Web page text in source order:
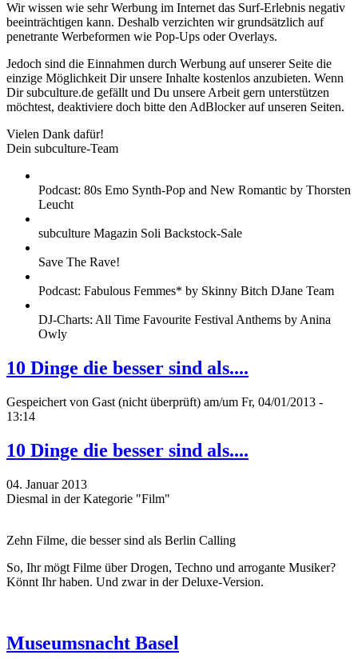
Wir wissen wie sehr Werbung im Internet das Surf-Erlebnis negativ
beeinträchtigen kann. Deshalb verzichten wir grundsätzlich auf
penetrante Werbeformen wie Pop-Ups oder Overlays.
Jedoch sind die Einnahmen durch Werbung auf unserer Seite die
einzige Möglichkeit Dir unsere Inhalte kostenlos anzubieten. Wenn
Dir subculture.de gefällt und Du unsere Arbeit gern unterstützen
möchtest, deaktiviere doch bitte den AdBlocker auf unseren Seiten.
Vielen Dank dafür!
Dein subculture-Team
Podcast: 80s Emo Synth-Pop and New Romantic by Thorsten
Leucht
subculture Magazin Soli Backstock-Sale
Save The Rave!
Podcast: Fabulous Femmes* by Skinny Bitch DJane Team
DJ-Charts: All Time Favourite Festival Anthems by Anina
Owly
10 Dinge die besser sind als....
Gespeichert von Gast (nicht überprüft) am/um Fr, 04/01/2013 -
13:14
10 Dinge die besser sind als....
04. Januar 2013
Diesmal in der Kategorie "Film"
Zehn Filme, die besser sind als Berlin Calling
So, Ihr mögt Filme über Drogen, Techno und arrogante Musiker?
Könnt Ihr haben. Und zwar in der Deluxe-Version.
Museumsnacht Basel